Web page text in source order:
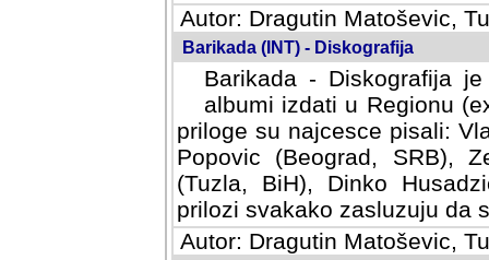
Autor: Dragutin Matoševic,
Barikada (INT) - Diskografija
Barikada - Diskografija
albumi izdati u Regionu
priloge su najcesce pisali:
Popovic (Beograd, SRB),
(Tuzla, BiH), Dinko
prilozi svakako zasluzuju da
Autor: Dragutin Matoševic,